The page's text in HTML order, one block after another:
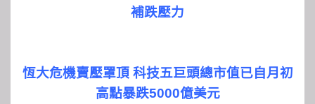
補跌壓力
恆大危機賣壓罩頂 科技五巨頭總市值已自月初
高點暴跌5000億美元